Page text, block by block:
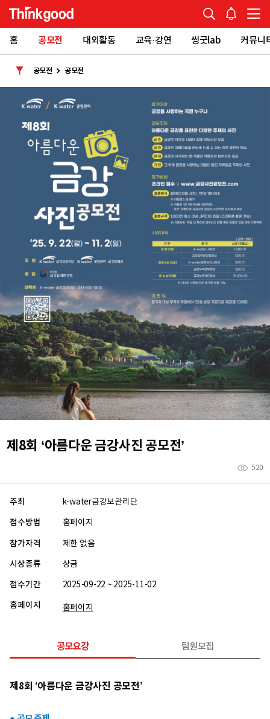
홈 공모전 대외활동 교육·강연 씽굿lab 커뮤니
공모전 공모전
제8회 ‘아름다운 금강사진 공모전’
520
주최 k-water금강보관리단
접수방법 홈페이지
참가자격 제한 없음
시상종류 상금
접수기간 2025-09-22 ~ 2025-11-02
홈페이지 홈페이지
공모요강 팀원모집
제8회 ‘아름다운 금강사진 공모전’